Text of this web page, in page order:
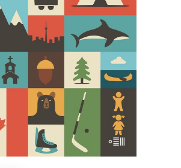
E-BOOK DO KOSZYKA
debiut reporterski
ostatnich lat!
29.95